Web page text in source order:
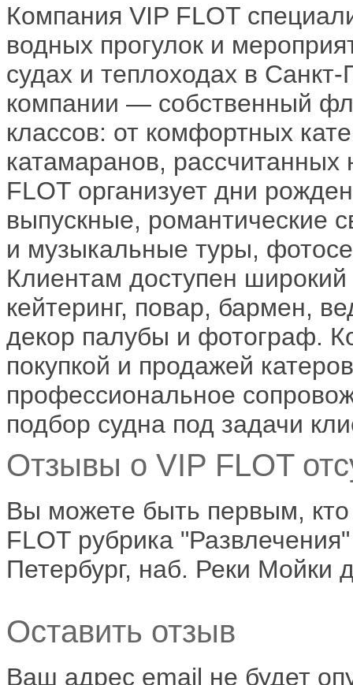
Компания VIP FLOT
водных прогулок и
судах и теплоходах в
компании — собственный
классов: от комфортных
катамаранов, рассчитанных
FLOT организует дни
выпускные, романтические
и музыкальные туры,
Клиентам доступен
кейтеринг, повар, бармен,
декор палубы и фотограф.
покупкой и продажей
профессиональное
подбор судна под задачи
Отзывы о VIP FLOT
Вы можете быть первым,
FLOT рубрика
Петербург, наб. Реки Мойки
Оставить отзыв
Ваш адрес email не будет